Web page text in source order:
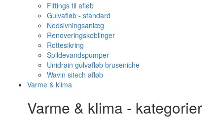
Fittings til afløb
Gulvafløb - standard
Nedsivningsanlæg
Renoveringskoblinger
Rottesikring
Spildevandspumper
Unidrain gulvafløb bruseniche
Wavin sitech afløb
Varme & klima
Varme & klima - kategorier